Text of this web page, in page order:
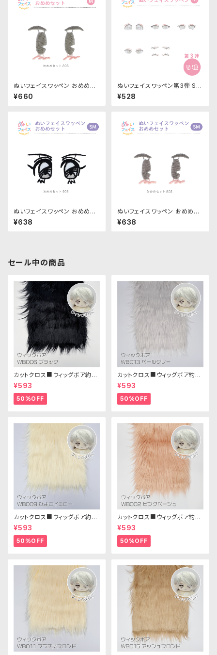
ぬいフェイスワッペン おめめセ
ット Mサイズ「80S」NUIW-57
｜清原株式会社
¥660
ぬいフェイスワッペン第3弾 SM
サイズ 各種｜清原株式会社
¥528
ぬいフェイスワッペン おめめセ
ット S Mサイズ「90S」NUIW-7
0｜清原株式会社
¥638
ぬいフェイスワッペン おめめセ
ット S Mサイズ「80S」NUIW-7
1｜清原株式会社
¥638
セール中の商品
カットクロス■ウィッグボア約8c
m(ブラック)WB006ボア生地 2
5cm × 45cm
¥593
50%OFF
カットクロス■ウィッグボア約8c
m(ペールグレー)WB013 ボア
生地 25cm × 45cm
¥593
50%OFF
カットクロス■ウィッグボア約8c
m(ひよこイエロー)WB009ボア
生地 25cm × 45cm
¥593
50%OFF
カットクロス■ウィッグボア約8c
m(ピンクベージュ)WB002ボア
生地 25cm × 45cm
¥593
50%OFF